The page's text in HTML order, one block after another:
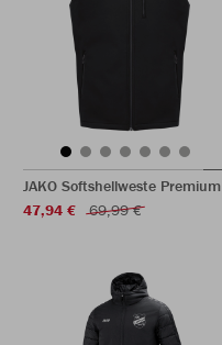
JAKO Softshellweste Premium
47,94 €
69,99 €